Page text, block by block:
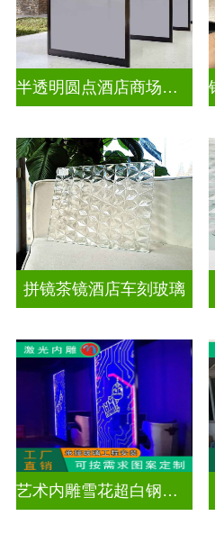
半透明圆点酒店商场渐变装饰玻璃
拼镜茶镜酒店车刻玻璃
艺术内雕雪花超白钢化激光内雕发光玻璃背景墙